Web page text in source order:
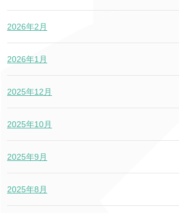
2026年2月
2026年1月
2025年12月
2025年10月
2025年9月
2025年8月